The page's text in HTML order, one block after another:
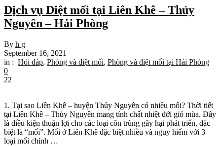
Dịch vụ Diệt mối tại Liên Khê – Thủy
Nguyên – Hải Phòng
By h g
September 16, 2021
in : Hỏi đáp, Phòng và diệt mối, Phòng và diệt mối tại Hải Phòng
0
22
1. Tại sao Liên Khê – huyện Thủy Nguyên có nhiều mối? Thời tiết
tại Liên Khê – Thủy Nguyên mang tính chất nhiệt đới gió mùa. Đây
là điều kiện thuận lợi cho các loại côn trùng gây hại phát triển, đặc
biệt là “mối”. Mối ở Liên Khê đặc biệt nhiều và nguy hiểm với 3
loại mối chính …